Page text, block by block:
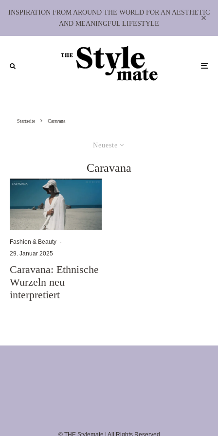
INSPIRATION FROM AROUND THE WORLD FOR AN AESTHETIC
AND MEANINGFUL LIFESTYLE
Startseite Caravana
Neueste
Caravana
Fashion & Beauty ·
29. Januar 2025
Caravana: Ethnische
Wurzeln neu
interpretiert
© THE Stylemate | All Rights Reserved